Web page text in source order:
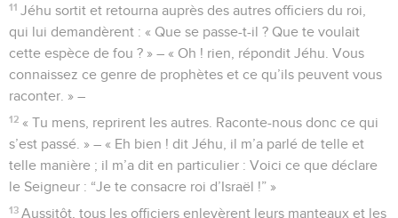
11 Jéhu sortit et retourna auprès des autres officiers du roi,
qui lui demandèrent : « Que se passe-t-il ? Que te voulait
cette espèce de fou ? » – « Oh ! rien, répondit Jéhu. Vous
connaissez ce genre de prophètes et ce qu’ils peuvent vous
raconter. » –
12 « Tu mens, reprirent les autres. Raconte-nous donc ce qui
s’est passé. » – « Eh bien ! dit Jéhu, il m’a parlé de telle et
telle manière ; il m’a dit en particulier : Voici ce que déclare
le Seigneur : “Je te consacre roi d’Israël !” »
13 Aussitôt, tous les officiers enlevèrent leurs manteaux et les